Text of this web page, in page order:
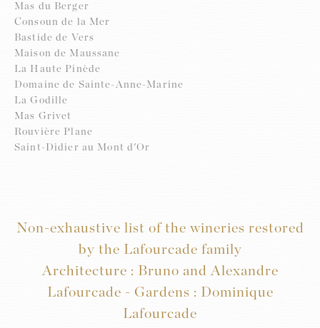
Mas du Berger
Consoun de la Mer
Bastide de Vers
Maison de Maussane
La Haute Pinède
Domaine de Sainte-Anne-Marine
La Godille
Mas Grivet
Rouvière Plane
Saint-Didier au Mont d'Or
Non-exhaustive list of the wineries restored
by the Lafourcade family
Architecture : Bruno and Alexandre
Lafourcade - Gardens : Dominique
Lafourcade